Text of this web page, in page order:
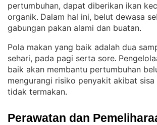
pertumbuhan, dapat diberikan ikan
organik. Dalam hal ini, belut dewasa
gabungan pakan alami dan buatan.
Pola makan yang baik adalah dua
sehari, pada pagi serta sore.
baik akan membantu pertumbuhan
mengurangi risiko penyakit akibat sisa
tidak termakan.
Perawatan dan